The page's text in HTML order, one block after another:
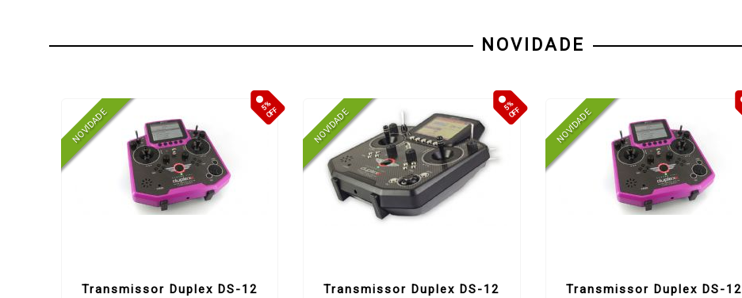
NOVIDADE
Transmissor Duplex DS-12
5%OFF
Transmissor Duplex DS-12
5%OFF
Transmissor Duplex DS-12